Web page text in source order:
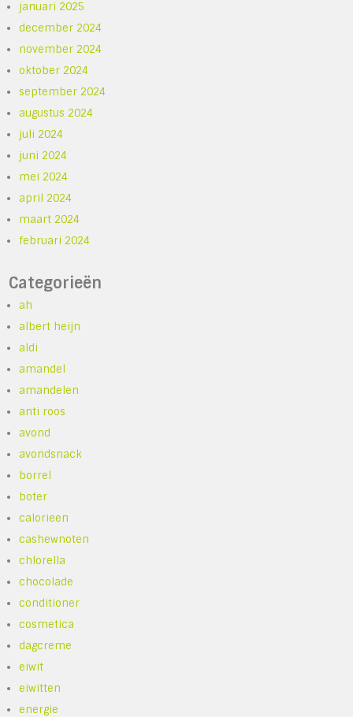
januari 2025
december 2024
november 2024
oktober 2024
september 2024
augustus 2024
juli 2024
juni 2024
mei 2024
april 2024
maart 2024
februari 2024
Categorieën
ah
albert heijn
aldi
amandel
amandelen
anti roos
avond
avondsnack
borrel
boter
calorieen
cashewnoten
chlorella
chocolade
conditioner
cosmetica
dagcreme
eiwit
eiwitten
energie